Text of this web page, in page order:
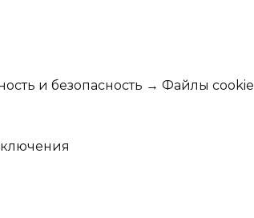
и безопасность → Файлы cookie